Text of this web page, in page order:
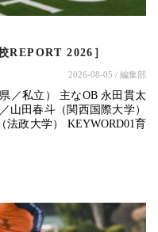
REPORT 2026］
2026-08-05 / 編集部
／私立） 主なOB 永田貫太
山田春斗（関西国際大学）
法政大学） KEYWORD01育